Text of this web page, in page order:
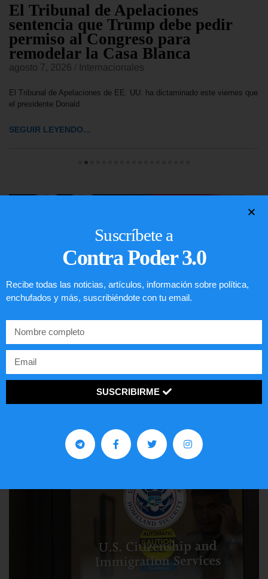
El Tribunal de Apelaciones
sentencia que Trump debe pedir
permiso al Congreso para
remodelar la Casa Blanca
agosto 7, 2026 Internacionales
El Tribunal de Apelaciones de EE. UU. ha dictaminado este viernes que
el presidente Donald
SEGUIR LEYENDO...
Lotería de visa de EEUU
Suscríbete a
Contra Poder 3.0
Recibe todas las noticias, artículos, información sobre política,
enchufados y más, suscribiéndote con tu email.
SUSCRIBIRME